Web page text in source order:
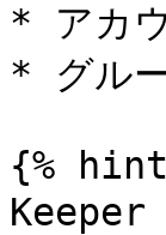
* アカ
* グル
{%
Keeper